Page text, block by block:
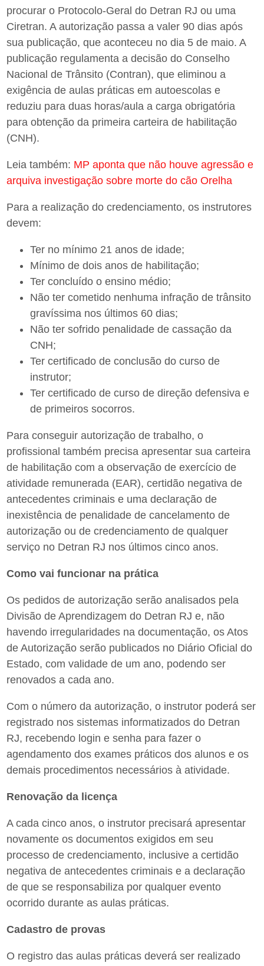
procurar o Protocolo-Geral do Detran RJ ou uma
Ciretran. A autorização passa a valer 90 dias após
sua publicação, que aconteceu no dia 5 de maio. A
publicação regulamenta a decisão do Conselho
Nacional de Trânsito (Contran), que eliminou a
exigência de aulas práticas em autoescolas e
reduziu para duas horas/aula a carga obrigatória
para obtenção da primeira carteira de habilitação
(CNH).
Leia também: MP aponta que não houve agressão e
arquiva investigação sobre morte do cão Orelha
Para a realização do credenciamento, os instrutores
devem:
Ter no mínimo 21 anos de idade;
Mínimo de dois anos de habilitação;
Ter concluído o ensino médio;
Não ter cometido nenhuma infração de trânsito
gravíssima nos últimos 60 dias;
Não ter sofrido penalidade de cassação da
CNH;
Ter certificado de conclusão do curso de
instrutor;
Ter certificado de curso de direção defensiva e
de primeiros socorros.
Para conseguir autorização de trabalho, o
profissional também precisa apresentar sua carteira
de habilitação com a observação de exercício de
atividade remunerada (EAR), certidão negativa de
antecedentes criminais e uma declaração de
inexistência de penalidade de cancelamento de
autorização ou de credenciamento de qualquer
serviço no Detran RJ nos últimos cinco anos.
Como vai funcionar na prática
Os pedidos de autorização serão analisados pela
Divisão de Aprendizagem do Detran RJ e, não
havendo irregularidades na documentação, os Atos
de Autorização serão publicados no Diário Oficial do
Estado, com validade de um ano, podendo ser
renovados a cada ano.
Com o número da autorização, o instrutor poderá ser
registrado nos sistemas informatizados do Detran
RJ, recebendo login e senha para fazer o
agendamento dos exames práticos dos alunos e os
demais procedimentos necessários à atividade.
Renovação da licença
A cada cinco anos, o instrutor precisará apresentar
novamente os documentos exigidos em seu
processo de credenciamento, inclusive a certidão
negativa de antecedentes criminais e a declaração
de que se responsabiliza por qualquer evento
ocorrido durante as aulas práticas.
Cadastro de provas
O registro das aulas práticas deverá ser realizado